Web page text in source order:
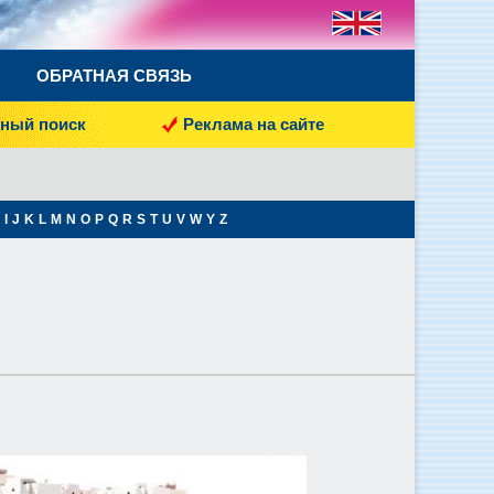
ОБРАТНАЯ СВЯЗЬ
поиск Реклама на сайте
J K L M N O P Q R S T U V W Y Z